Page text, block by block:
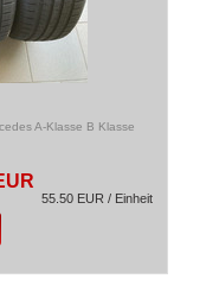
A-Klasse B Klasse
55.50 EUR / Einheit